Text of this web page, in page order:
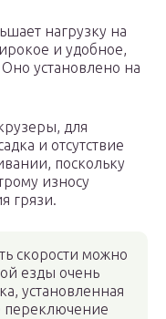
нагрузку на
и удобное,
установлено на
для
и отсутствие
поскольку
износу
грязи.
скорости можно
езды очень
установленная
переключение